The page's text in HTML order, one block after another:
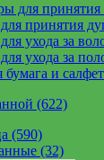
для
принятия
ухода за
ухода за
бумага и
(622)
(590)
(32)